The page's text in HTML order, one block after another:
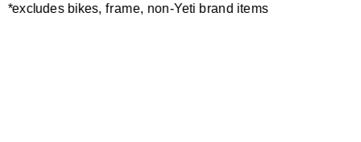
*excludes bikes, frame, non-Yeti brand items